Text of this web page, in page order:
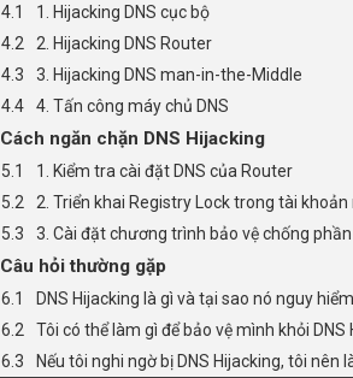
1. Hijacking DNS cục bộ
2. Hijacking DNS Router
3. Hijacking DNS man-in-the-Middle
4. Tấn công máy chủ DNS
Cách ngăn chặn DNS Hijacking
1. Kiểm tra cài đặt DNS của Router
2. Triển khai Registry Lock trong tài
3. Cài đặt chương trình bảo vệ chống
Câu hỏi thường gặp
DNS Hijacking là gì và tại sao nó nguy
Tôi có thể làm gì để bảo vệ mình khỏi DNS
Nếu tôi nghi ngờ bị DNS Hijacking, tôi nên